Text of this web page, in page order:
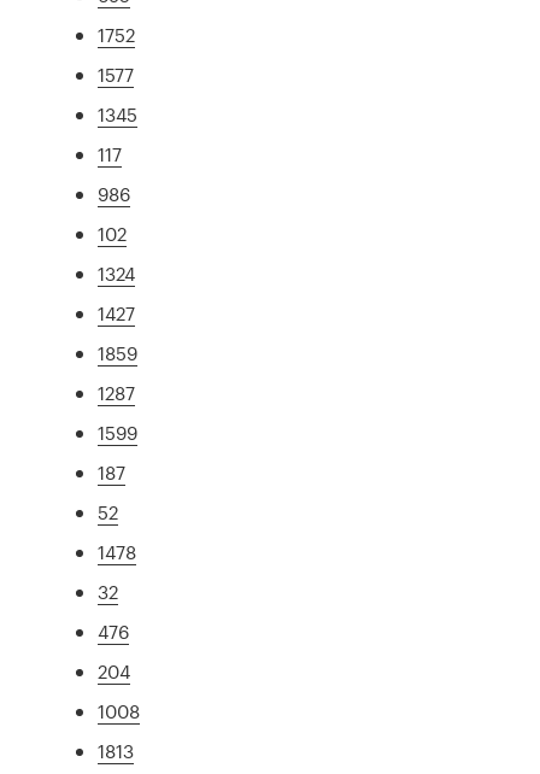
1752
1577
1345
117
986
102
1324
1427
1859
1287
1599
187
52
1478
32
476
204
1008
1813